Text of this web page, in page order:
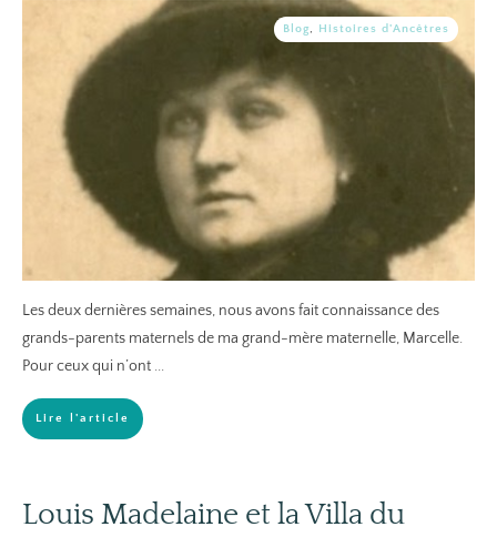
Blog, Histoires d'Ancêtres
Les deux dernières semaines, nous avons fait connaissance des
grands-parents maternels de ma grand-mère maternelle, Marcelle.
Pour ceux qui n’ont ...
Lire l'article
Louis Madelaine et la Villa du